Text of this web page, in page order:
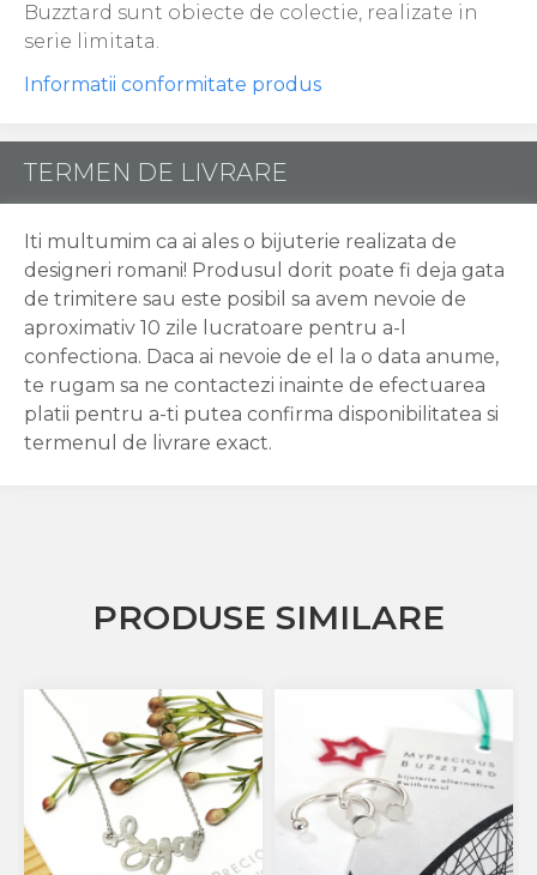
Buzztard sunt obiecte de colectie, realizate in
serie limitata.
Informatii conformitate produs
TERMEN DE LIVRARE
Iti multumim ca ai ales o bijuterie realizata de
designeri romani! Produsul dorit poate fi deja gata
de trimitere sau este posibil sa avem nevoie de
aproximativ 10 zile lucratoare pentru a-l
confectiona. Daca ai nevoie de el la o data anume,
te rugam sa ne contactezi inainte de efectuarea
platii pentru a-ti putea confirma disponibilitatea si
termenul de livrare exact.
PRODUSE SIMILARE